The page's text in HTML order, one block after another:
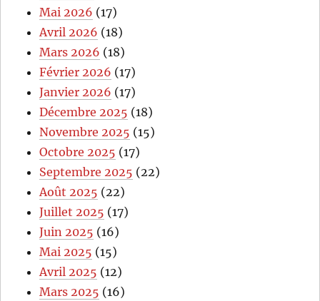
Mai 2026 (17)
Avril 2026 (18)
Mars 2026 (18)
Février 2026 (17)
Janvier 2026 (17)
Décembre 2025 (18)
Novembre 2025 (15)
Octobre 2025 (17)
Septembre 2025 (22)
Août 2025 (22)
Juillet 2025 (17)
Juin 2025 (16)
Mai 2025 (15)
Avril 2025 (12)
Mars 2025 (16)